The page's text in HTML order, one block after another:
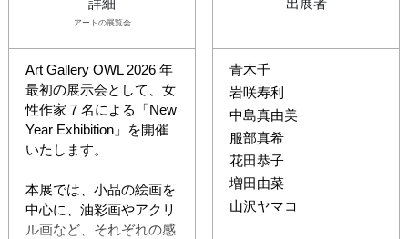
詳細
アート の展覧会
Art Gallery OWL 2026 年
最初の展示会として、女
性作家 7 名による「New
Year Exhibition」を開催
いたします。
本展では、小品の絵画を
中心に、油彩画やアクリ
ル画など、それぞれの感
出展者
青木千
岩咲寿利
中島真由美
服部真希
花田恭子
増田由菜
山沢ヤマコ